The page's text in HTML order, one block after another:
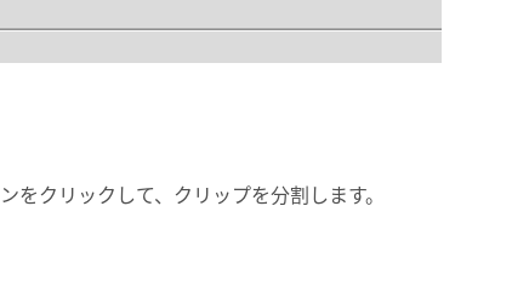
クリックして、クリップを分割します。